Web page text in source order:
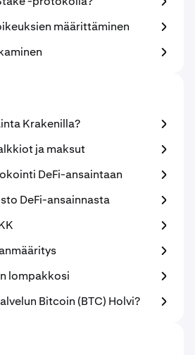
määrittäminen
Krakenilla?
ja maksut
DeFi-ansaintaan
DeFi-ansainnasta
lompakkosi
Bitcoin (BTC) Holvi?